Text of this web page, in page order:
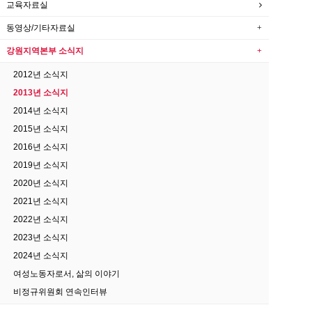
교육자료실
동영상/기타자료실
강원지역본부 소식지
2012년 소식지
2013년 소식지
2014년 소식지
2015년 소식지
2016년 소식지
2019년 소식지
2020년 소식지
2021년 소식지
2022년 소식지
2023년 소식지
2024년 소식지
여성노동자로서, 삶의 이야기
비정규위원회 연속인터뷰